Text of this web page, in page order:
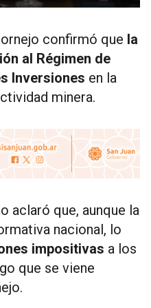
confirmó que la
al Régimen de
Inversiones en la
minera.
aclaró que, aunque la
nacional, lo
impositivas a los
que se viene